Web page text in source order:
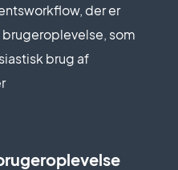
der er
som
brug af